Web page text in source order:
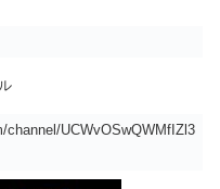
channel/UCWvOSwQWMfIZl3